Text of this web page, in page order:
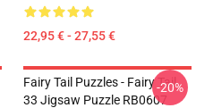
22,95 € - 27,55 €
Fairy Tail Puzzles - Fairy Tail
33 Jigsaw Puzzle RB0607
-20%